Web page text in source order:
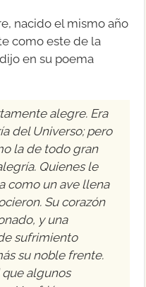
nacido el mismo año
como este de la
en su poema
alegre. Era
del Universo; pero
la de todo gran
Quienes le
como un ave llena
Su corazón
y una
sufrimiento
su noble frente.
algunos